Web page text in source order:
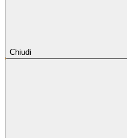
Chiudi